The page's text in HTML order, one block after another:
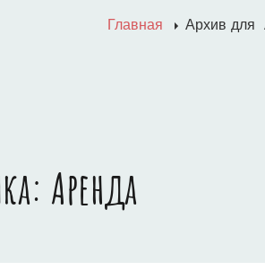
Главная Архив для
Аренда